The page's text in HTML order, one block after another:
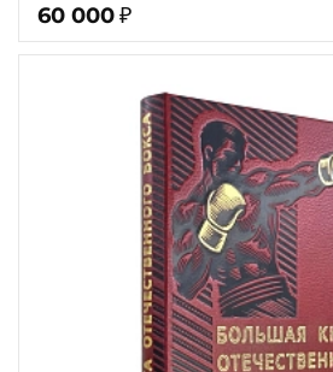
60 000 ₽